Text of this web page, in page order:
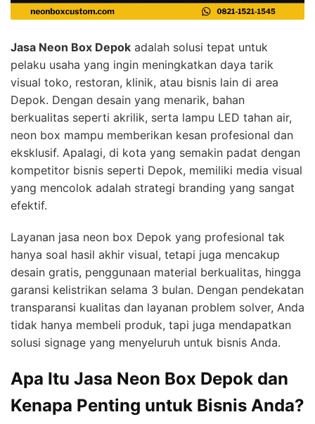
Jasa Neon Box Depok adalah solusi tepat untuk
pelaku usaha yang ingin meningkatkan daya tarik
visual toko, restoran, klinik, atau bisnis lain di area
Depok. Dengan desain yang menarik, bahan
berkualitas seperti akrilik, serta lampu LED tahan air,
neon box mampu memberikan kesan profesional dan
eksklusif. Apalagi, di kota yang semakin padat dengan
kompetitor bisnis seperti Depok, memiliki media visual
yang mencolok adalah strategi branding yang sangat
efektif.
Layanan jasa neon box Depok yang profesional tak
hanya soal hasil akhir visual, tetapi juga mencakup
desain gratis, penggunaan material berkualitas, hingga
garansi kelistrikan selama 3 bulan. Dengan pendekatan
transparansi kualitas dan layanan problem solver, Anda
tidak hanya membeli produk, tapi juga mendapatkan
solusi signage yang menyeluruh untuk bisnis Anda.
Apa Itu Jasa Neon Box Depok dan
Kenapa Penting untuk Bisnis Anda?